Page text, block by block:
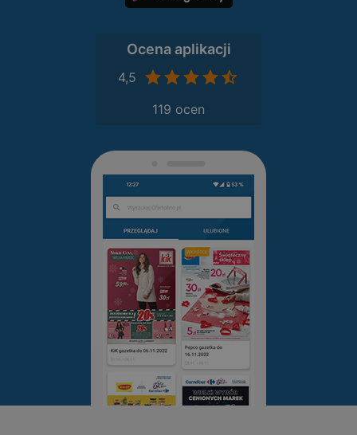
Ocena aplikacji
4,5
119 ocen